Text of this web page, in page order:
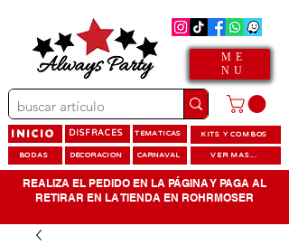
ME
NU
INICIO DISFRACES TEMATICAS KITS Y COMBOS
BODAS DECORACION CARNAVAL VER MAS...
REALIZA EL PEDIDO EN LA PÁGINA Y PAGA AL
RETIRAR EN LA TIENDA EN ROHRMOSER